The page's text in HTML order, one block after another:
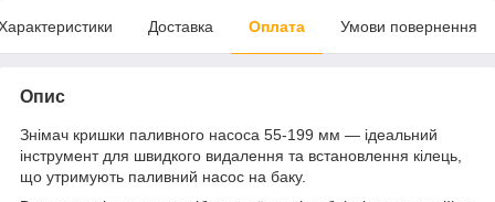
Доставка Оплата Умови повернення
Опис
Знімач кришки паливного насоса 55-199 мм — ідеальний
інструмент для швидкого видалення та встановлення кілець,
що утримують паливний насос на баку.